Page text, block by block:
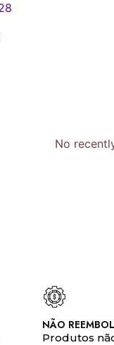
No
NÃO
Produtos